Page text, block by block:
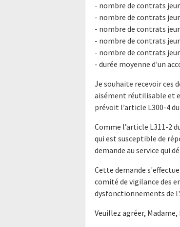
- nombre de contrats
- nombre de contrats
- nombre de contrats
- nombre de contrats
- nombre de contrats
- durée moyenne d'un
Je souhaite recevoir ces
aisément réutilisable et
prévoit l’article L300-4
Comme l’article L311-2
qui est susceptible de
demande au service qui
Cette demande
comité de vigilance des
dysfonctionnements de
Veuillez agréer,